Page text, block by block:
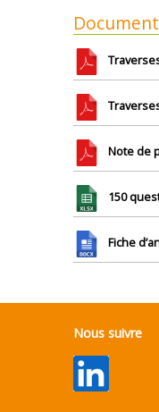
Note de
150
Fiche
Nous suivre